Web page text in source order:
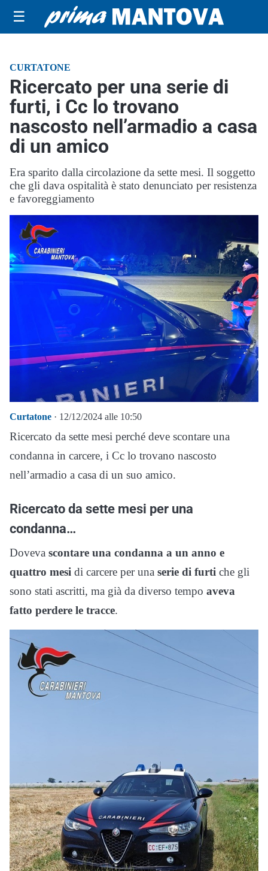
☰
CURTATONE
Ricercato per una serie di
furti, i Cc lo trovano
nascosto nell’armadio a casa
di un amico
Era sparito dalla circolazione da sette mesi. Il soggetto
che gli dava ospitalità è stato denunciato per resistenza
e favoreggiamento
Curtatone · 12/12/2024 alle 10:50
Ricercato da sette mesi perché deve scontare una
condanna in carcere, i Cc lo trovano nascosto
nell’armadio a casa di un suo amico.
Ricercato da sette mesi per una
condanna…
Doveva scontare una condanna a un anno e
quattro mesi di carcere per una serie di furti che gli
sono stati ascritti, ma già da diverso tempo aveva
fatto perdere le tracce.